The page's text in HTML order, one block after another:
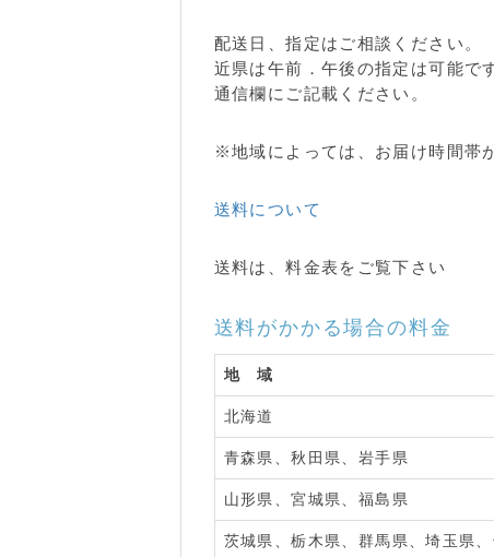
配送日、指定はご相談ください。
近県は午前．午後の指定は可能で
通信欄にご記載ください。
※地域によっては、お届け時間帯
送料について
送料は、料金表をご覧下さい
送料がかかる場合の料金
地 域
北海道
青森県、秋田県、岩手県
山形県、宮城県、福島県
茨城県、栃木県、群馬県、埼玉県